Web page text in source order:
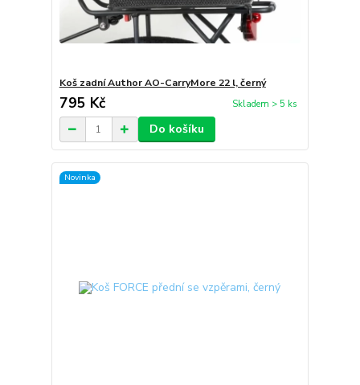
Koš zadní Author AO-CarryMore 22 l, černý
795 Kč Skladem > 5 ks
Do košíku
Novinka